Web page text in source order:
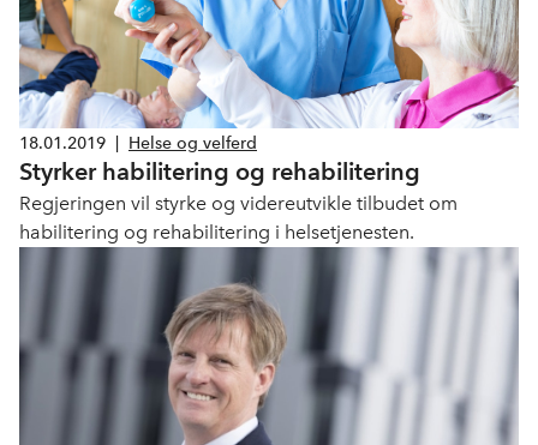
18.01.2019 Helse og velferd
Styrker habilitering og rehabilitering
Regjeringen vil styrke og videreutvikle tilbudet om
habilitering og rehabilitering i helsetjenesten.